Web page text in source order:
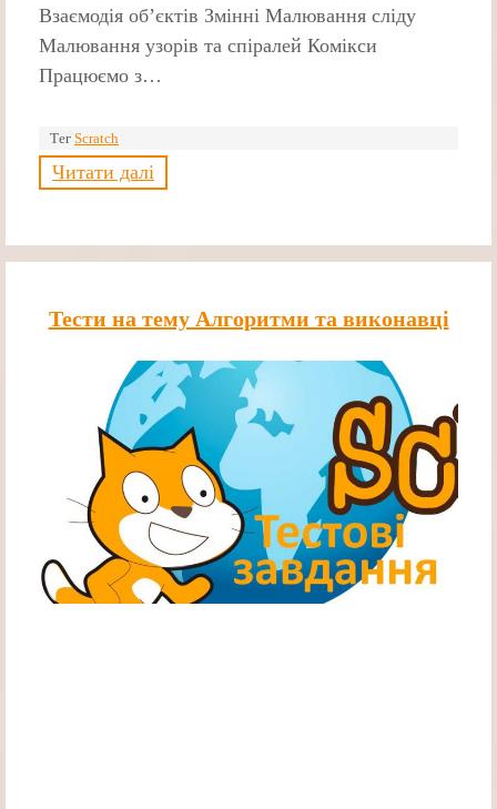
Взаємодія об’єктів Змінні Малювання сліду
Малювання узорів та спіралей Комікси
Працюємо з…
Тег Scratch
Читати далі
Тести на тему Алгоритми та виконавці